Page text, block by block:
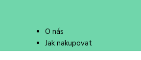
O nás
Jak nakupovat
Doprava a platba